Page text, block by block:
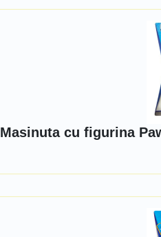
Masinuta cu figurina